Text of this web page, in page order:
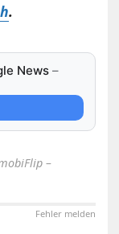
.
News –
–
Fehler melden